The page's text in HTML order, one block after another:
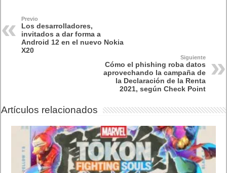
Previo
Los desarrolladores,
invitados a dar forma a
Android 12 en el nuevo Nokia
X20
Siguiente
Cómo el phishing roba datos
aprovechando la campaña de
la Declaración de la Renta
2021, según Check Point
Artículos relacionados